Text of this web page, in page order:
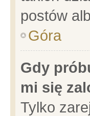
postów
Góra
Gdy
mi się
Tylko